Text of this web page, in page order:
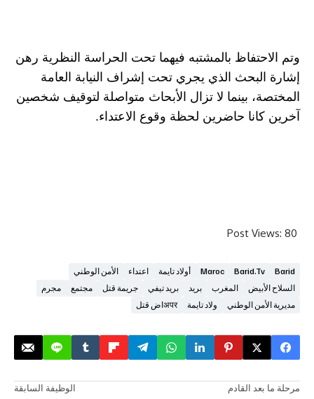
بالمشتبه فيهما تحت الحراسة النظرية رهن
الذي يجري تحت إشراف النيابة العامة
بينما لا تزال الأبحاث متواصلة لتوقيف شخصين
حاضرين لحظة وقوع الاعتداء.
Post
Maroc أولاد تايمة اعتداء
الأمن الوطني
المغرب بريد بريد تيفي جريمة قتل مجتمع
مجرم
الوطني
ولاد تايمة अपरاض قتل
الوظيفة السابقة القادم